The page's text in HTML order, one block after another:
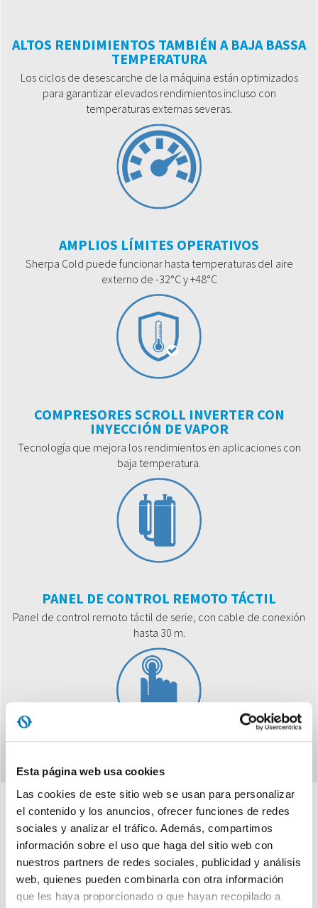
Esta página web usa cookies
Las cookies de este sitio web se usan para personalizar
el contenido y los anuncios, ofrecer funciones de redes
sociales y analizar el tráfico. Además, compartimos
información sobre el uso que haga del sitio web con
nuestros partners de redes sociales, publicidad y análisis
web, quienes pueden combinarla con otra información
que les haya proporcionado o que hayan recopilado a
ALTOS RENDIMIENTOS TAMBIÉN A BAJA BASSA
TEMPERATURA
Los ciclos de desescarche de la máquina están optimizados
para garantizar elevados rendimientos incluso con
temperaturas externas severas.
AMPLIOS LÍMITES OPERATIVOS
Sherpa Cold puede funcionar hasta temperaturas del aire
externo de -32°C y +48°C
COMPRESORES SCROLL INVERTER CON
INYECCIÓN DE VAPOR
Tecnología que mejora los rendimientos en aplicaciones con
baja temperatura.
PANEL DE CONTROL REMOTO TÁCTIL
Panel de control remoto táctil de serie, con cable de conexión
hasta 30 m.
Características
Bomba de calor aire-agua inversor